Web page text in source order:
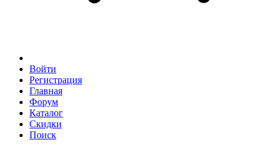
Войти
Регистрация
Главная
Форум
Каталог
Скидки
Поиск